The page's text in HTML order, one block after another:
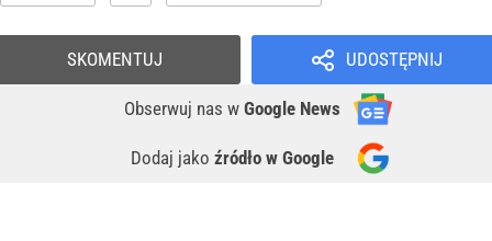
UDOSTĘPNIJ
Obserwuj nas w Google News
Dodaj jako źródło w Google
SKOMENTUJ